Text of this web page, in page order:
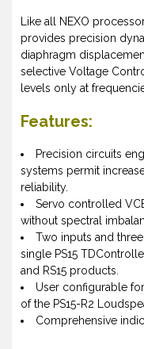
Like all NEXO
provides precision
diaphragm
selective Voltage
levels only at
Features:
Precision circuits
systems permit
reliability.
Servo controlled
without spectral
Two inputs and
single PS15
and RS15 products.
User configurable
of the PS15-R2
Comprehensive